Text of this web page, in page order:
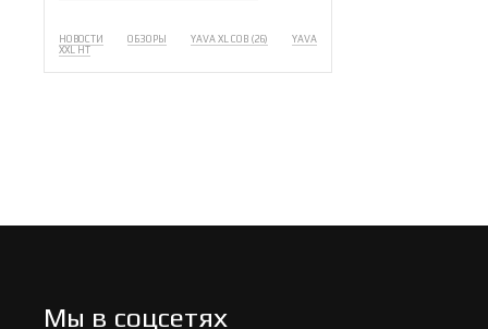
НОВОСТИ ОБЗОРЫ YAVA XL COB (26)
YAVA
XXL HT
Мы в соцсетях